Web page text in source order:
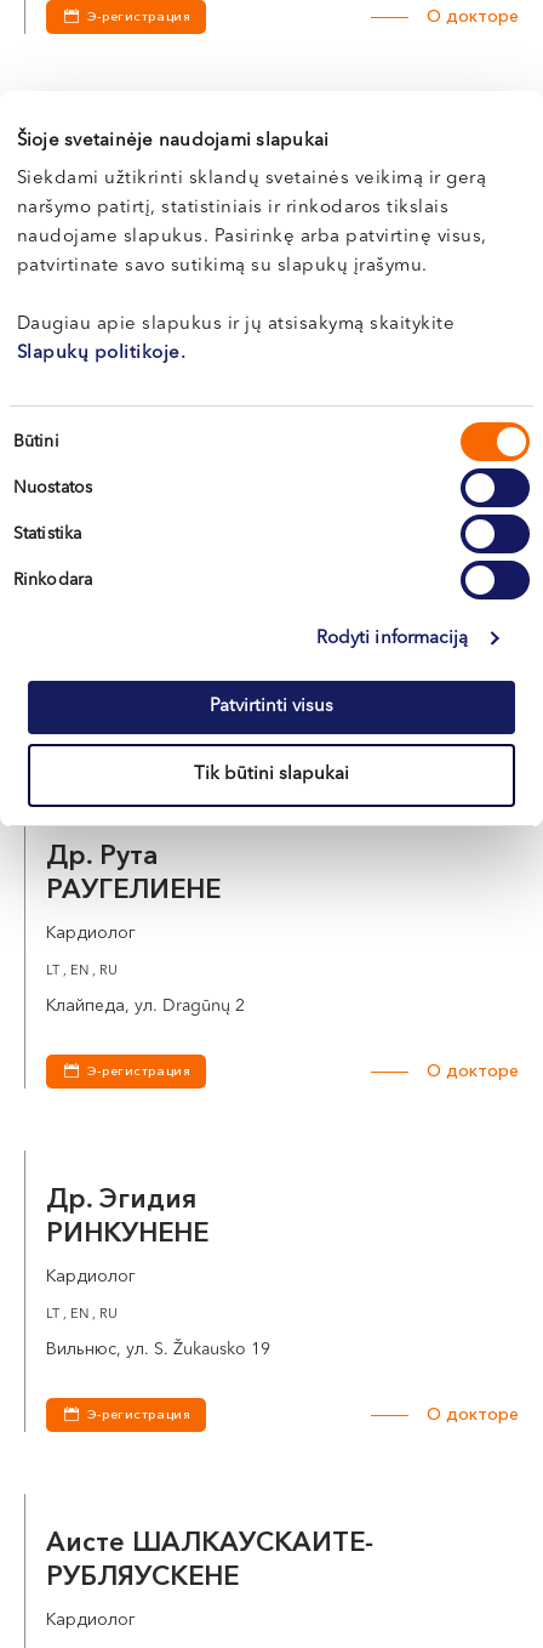
Šioje svetainėje naudojami slapukai
Siekdami užtikrinti sklandų svetainės veikimą ir gerą
naršymo patirtį, statistiniais ir rinkodaros tikslais
naudojame slapukus. Pasirinkę arba patvirtinę visus,
patvirtinate savo sutikimą su slapukų įrašymu.
Daugiau apie slapukus ir jų atsisakymą skaitykite
Slapukų politikoje.
Sutikimo
Būtini
Nuostatos
Statistika
Rinkodara
Rodyti informaciją
Patvirtinti visus
Tik būtini slapukai
Э-регистрация О докторе
Ромуалдас
МАЧЮНАС
Кардиолог
LT , EN , RU
Клайпеда, ул. Naujoji Uosto 9
МОРКУНАЙТЕ
Кардиолог
О докторе
Др. Рута
РАУГЕЛИЕНЕ
Кардиолог
LT , EN , RU
Клайпеда, ул. Dragūnų 2
Э-регистрация О докторе
Др. Эгидия
РИНКУНЕНЕ
Кардиолог
LT , EN , RU
Вильнюс, ул. S. Žukausko 19
Э-регистрация О докторе
Аисте ШАЛКАУСКАИТЕ-
РУБЛЯУСКЕНЕ
Кардиолог